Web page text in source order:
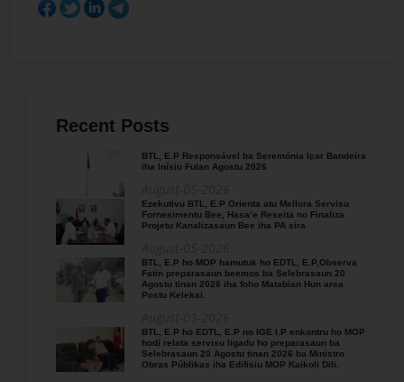
Recent Posts
BTL, E.P Responsável ba Seremónia Içar Bandeira
iha Inísiu Fulan Agostu 2026
Ezekutivu BTL, E.P Orienta atu Mellora Servisu
Fornesimentu Bee, Hasa’e Reseita no Finaliza
Projetu Kanalizasaun Bee iha PA sira
BTL, E.P ho MOP hamutuk ho EDTL, E.P,Observa
Fatin preparasaun beemos ba Selebrasaun 20
Agostu tinan 2026 iha foho Matabian Hun area
Postu Kelekai.
BTL, E.P ho EDTL, E.P no IGE I.P enkontru ho MOP
hodi relata servisu ligadu ho preparasaun ba
Selebrasaun 20 Agostu tinan 2026 ba Ministro
Obras Públikas iha Edifisiu MOP Kaikoli Dili.